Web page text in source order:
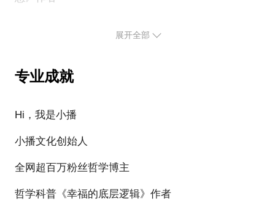
7、带你进入知识付费、写作变现领域，帮你推荐平台
期待与你分享交流，希望对你有启发。
3、了解付费内容行业现状。（如头条、微信读书、得
4、了解如何运营推广自媒体。（如怎么定位、拉新、
题，爆文如何写）
6、了解如何高效阅读，养成学习和反思的习惯，帮忙
你终身成长。
道。
3、输入输出：如何从0到1开始写作，输入输出同样
重要。
展开全部
专业成就
Hi，我是小播
小播文化创始人
全网超百万粉丝哲学博主
哲学科普《幸福的底层逻辑》作者